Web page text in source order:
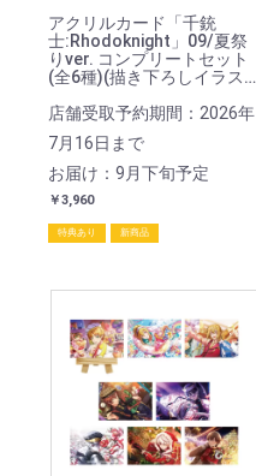
アクリルカード「千銃
士:Rhodoknight」09/夏祭
りver. コンプリートセット
(全6種)(描き下ろしイラス
店舗受取予約期間：2026年
7月16日まで
お届け：9月下旬予定
￥3,960
特典あり 新商品